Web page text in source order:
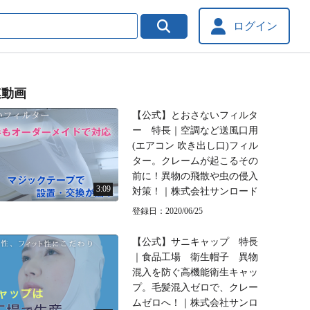
ログイン
画
3:09
【公式】とおさないフィルタ
ー 特長｜空調など送風口用
(エアコン 吹き出し口)フィル
ター。クレームが起こるその
前に！異物の飛散や虫の侵入
対策！｜株式会社サンロード
登録日：2020/06/25
【公式】サニキャップ 特長
｜食品工場 衛生帽子 異物
混入を防ぐ高機能衛生キャッ
プ。毛髪混入ゼロで、クレー
ムゼロへ！｜株式会社サンロ